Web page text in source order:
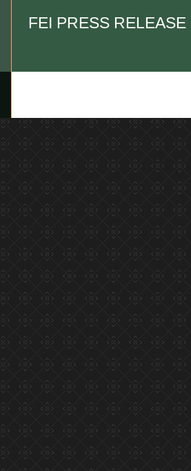
FEI PRESS RELEASE